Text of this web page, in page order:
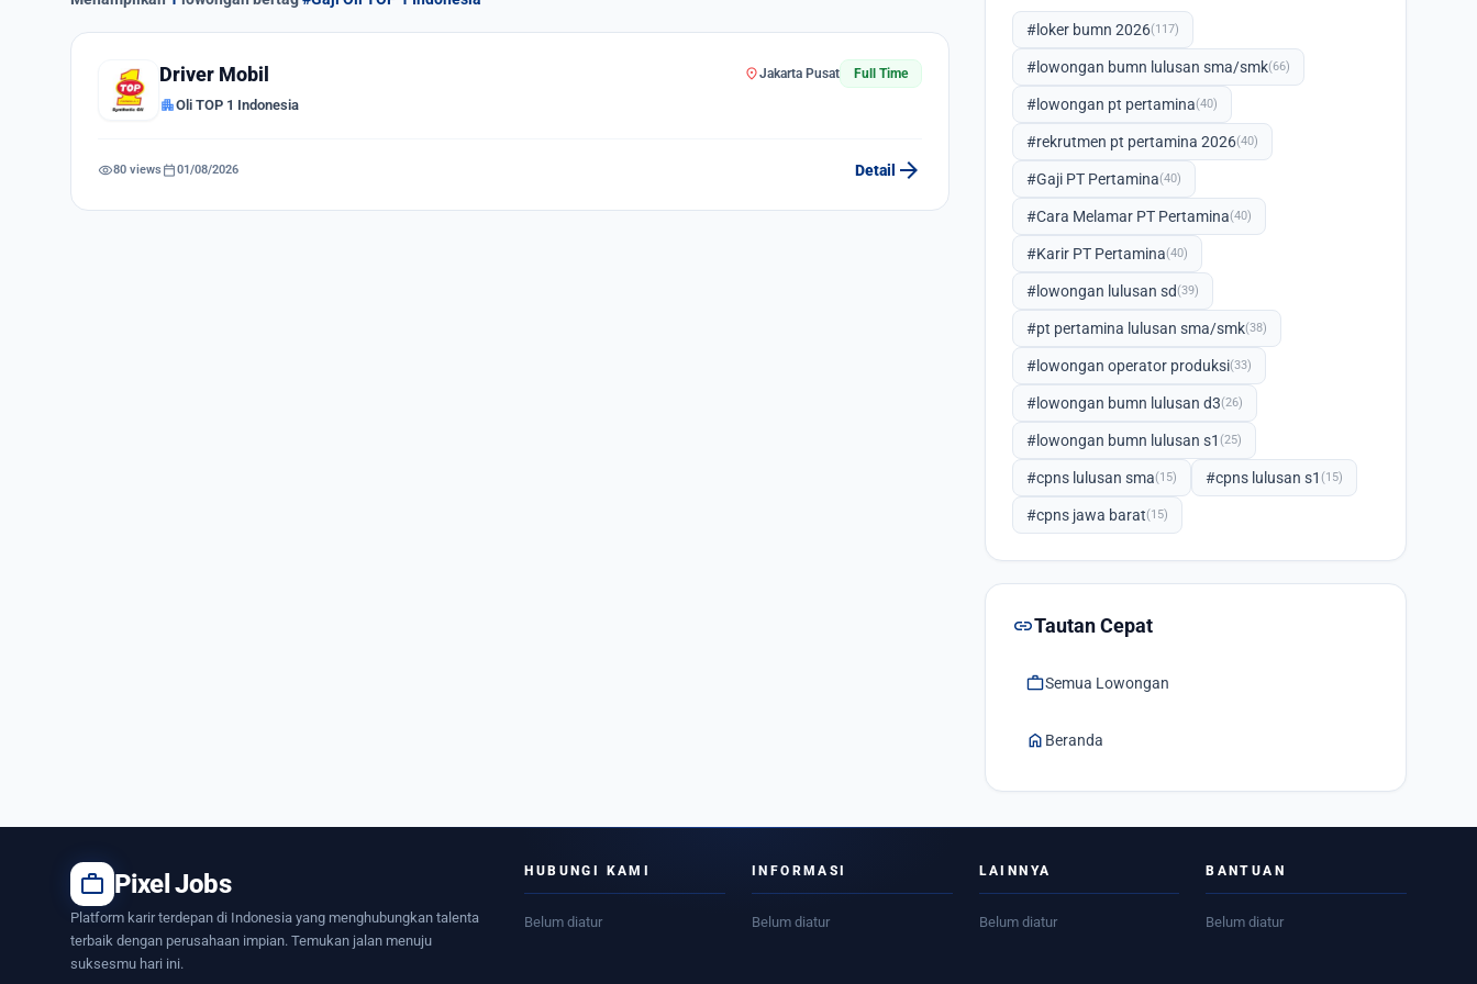
Driver Mobil
apartmentOli TOP 1 Indonesia
location_onJakarta Pusat Full Time
visibility80 views calendar_today01/08/2026 Detail arrow_forward
#loker bumn 2026(117)
#lowongan bumn lulusan sma/smk(66)
#lowongan pt pertamina(40)
#rekrutmen pt pertamina 2026(40)
#Gaji PT Pertamina(40)
#Cara Melamar PT Pertamina(40)
#Karir PT Pertamina(40)
#lowongan lulusan sd(39)
#pt pertamina lulusan sma/smk(38)
#lowongan operator produksi(33)
#lowongan bumn lulusan d3(26)
#lowongan bumn lulusan s1 (25)
#cpns lulusan sma(15) #cpns lulusan s1 (15)
#cpns jawa barat(15)
linkTautan Cepat
workSemua Lowongan
home Beranda
work Pixel Jobs
Platform karir terdepan di Indonesia yang menghubungkan talenta
terbaik dengan perusahaan impian. Temukan jalan menuju
suksesmu hari ini.
HUBUNGI KAMI
Belum diatur
INFORMASI
Belum diatur
LAINNYA
Belum diatur
BANTUAN
Belum diatur